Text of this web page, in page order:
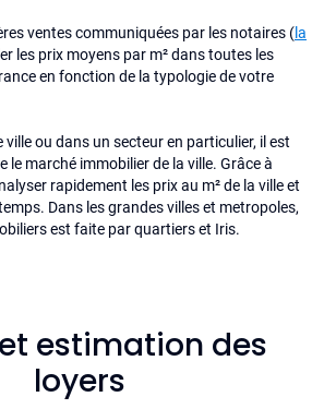
ventes communiquées par les notaires (la
les prix moyens par m² dans toutes les
en fonction de la typologie de votre
ou dans un secteur en particulier, il est
le marché immobilier de la ville. Grâce à
rapidement les prix au m² de la ville et
Dans les grandes villes et metropoles,
est faite par quartiers et Iris.
estimation des
loyers